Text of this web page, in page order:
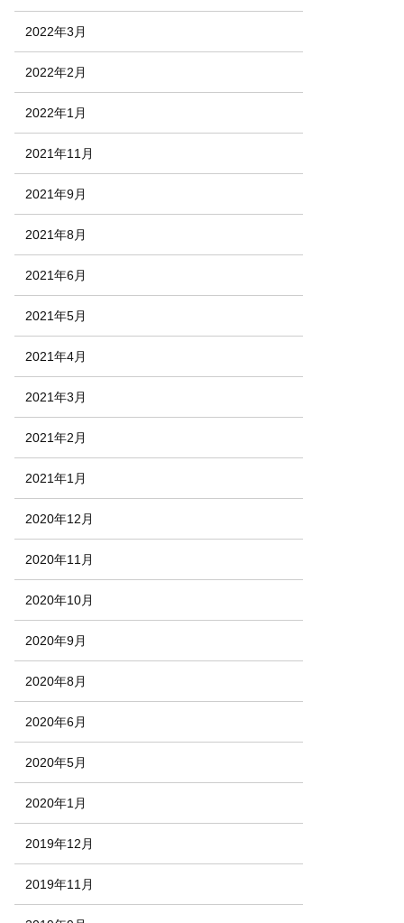
2022年3月
2022年2月
2022年1月
2021年11月
2021年9月
2021年8月
2021年6月
2021年5月
2021年4月
2021年3月
2021年2月
2021年1月
2020年12月
2020年11月
2020年10月
2020年9月
2020年8月
2020年6月
2020年5月
2020年1月
2019年12月
2019年11月